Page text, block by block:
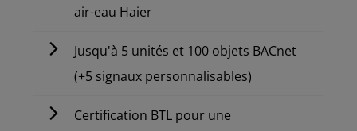
air-eau Haier
Jusqu'à 5 unités et 100 objets BACnet
(+5 signaux personnalisables)
Certification BTL pour une